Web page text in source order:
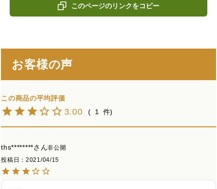
このページのリンクをコピー
お客様の声
3.00 1
ths********
非公開
投稿日
2021/04/15